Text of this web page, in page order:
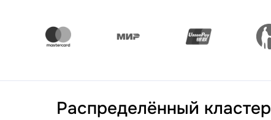
Распределённый кластер